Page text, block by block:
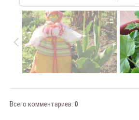
Всего комментариев: 0